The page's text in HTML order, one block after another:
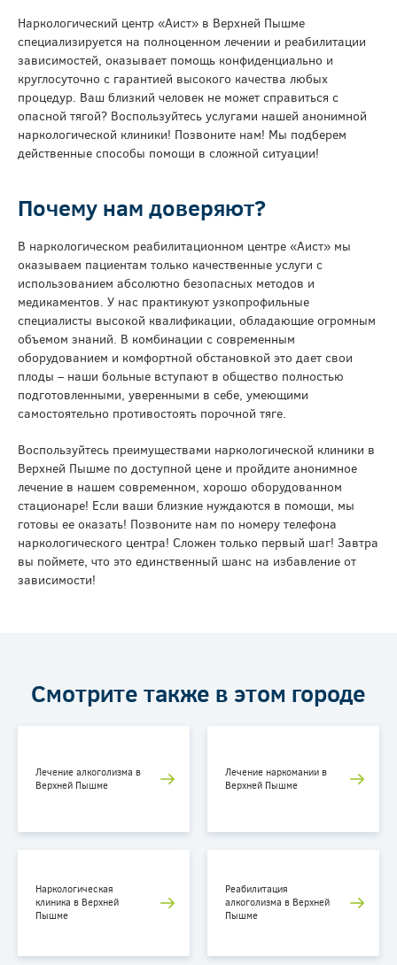
Наркологический центр «Аист» в Верхней Пышме
специализируется на полноценном лечении и реабилитации
зависимостей, оказывает помощь конфиденциально и
круглосуточно с гарантией высокого качества любых
процедур. Ваш близкий человек не может справиться с
опасной тягой? Воспользуйтесь услугами нашей анонимной
наркологической клиники! Позвоните нам! Мы подберем
действенные способы помощи в сложной ситуации!
Почему нам доверяют?
В наркологическом реабилитационном центре «Аист» мы
оказываем пациентам только качественные услуги с
использованием абсолютно безопасных методов и
медикаментов. У нас практикуют узкопрофильные
специалисты высокой квалификации, обладающие огромным
объемом знаний. В комбинации с современным
оборудованием и комфортной обстановкой это дает свои
плоды – наши больные вступают в общество полностью
подготовленными, уверенными в себе, умеющими
самостоятельно противостоять порочной тяге.
Воспользуйтесь преимуществами наркологической клиники в
Верхней Пышме по доступной цене и пройдите анонимное
лечение в нашем современном, хорошо оборудованном
стационаре! Если ваши близкие нуждаются в помощи, мы
готовы ее оказать! Позвоните нам по номеру телефона
наркологического центра! Сложен только первый шаг! Завтра
вы поймете, что это единственный шанс на избавление от
зависимости!
Смотрите также в этом городе
Лечение алкоголизма в
Верхней Пышме
Лечение наркомании в
Верхней Пышме
Наркологическая
клиника в Верхней
Пышме
Реабилитация
алкоголизма в Верхней
Пышме